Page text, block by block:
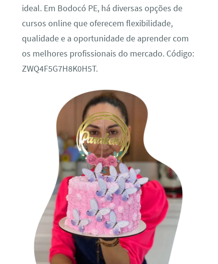
ideal. Em Bodocó PE, há diversas opções de
cursos online que oferecem flexibilidade,
qualidade e a oportunidade de aprender com
os melhores profissionais do mercado. Código:
ZWQ4F5G7H8K0H5T.